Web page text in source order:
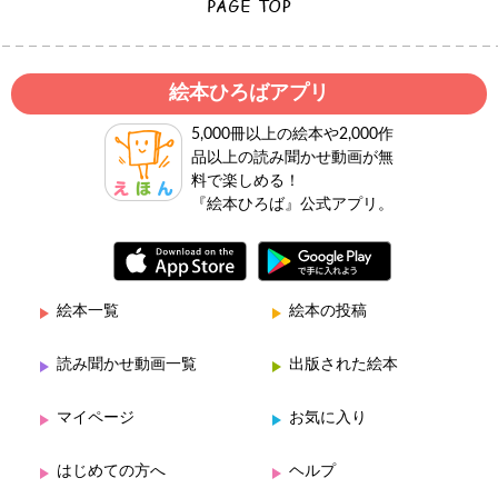
絵本ひろばアプリ
5,000冊以上の絵本や2,000作
品以上の読み聞かせ動画が無
料で楽しめる！
『絵本ひろば』公式アプリ。
絵本一覧 絵本の投稿
読み聞かせ動画一覧 出版された絵本
マイページ お気に入り
はじめての方へ ヘルプ